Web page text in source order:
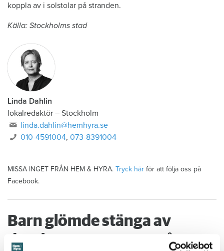
koppla av i solstolar på stranden.
Källa: Stockholms stad
Linda Dahlin
lokalredaktör – Stockholm
linda.dahlin@hemhyra.se
010-4591004,073-8391004
MISSA INGET FRÅN HEM & HYRA. Tryck här för att följa oss på
Facebook.
Barn glömde stänga av
duschen – mamman måste